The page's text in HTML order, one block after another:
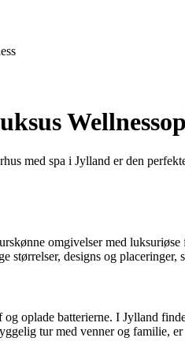
med spa i Jylland er den
omgivelser med
designs og placeringer,
oplade batterierne. I Jylland
tur med venner og familie,